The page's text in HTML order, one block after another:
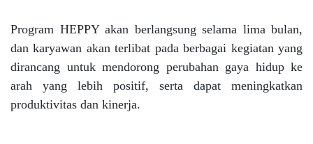
Program HEPPY akan berlangsung selama lima bulan,
dan karyawan akan terlibat pada berbagai kegiatan yang
dirancang untuk mendorong perubahan gaya hidup ke
arah yang lebih positif, serta dapat meningkatkan
produktivitas dan kinerja.